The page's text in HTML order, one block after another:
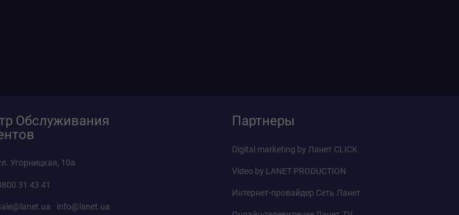
Обслуживания
Угорницкая, 10а
31 43 41
info@lanet.ua
Партнеры
Digital marketing by Ланет CLICK
Video by LANET PRODUCTION
Интернет-провайдер Сеть Ланет